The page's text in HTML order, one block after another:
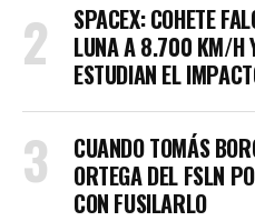
SPACEX: COHETE
LUNA A 8.700 KM/H
ESTUDIAN EL
CUANDO TOMÁS
ORTEGA DEL FSLN
CON FUSILARLO